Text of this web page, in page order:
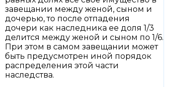
завещании между женой, сыном и
дочерью, то после отпадения
дочери как наследника ее доля 1/3
делится между женой и сыном по 1/6.
При этом в самом завещании может
быть предусмотрен иной порядок
распределения этой части
наследства.